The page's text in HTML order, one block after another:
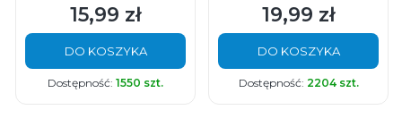
Cena
15,99 zł
DO KOSZYKA
Dostępność: 1550 szt.
Cena
19,99 zł
DO KOSZYKA
Dostępność: 2204 szt.